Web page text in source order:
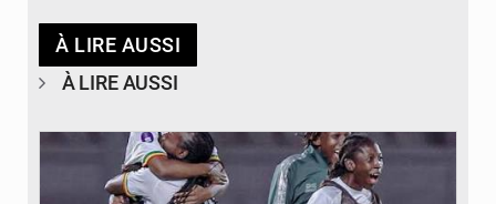
À LIRE AUSSI
À LIRE AUSSI
© FEMAFOOT